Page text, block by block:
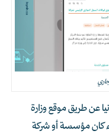
عن طريق موقع وزارة
كان مؤسسة أو شركة